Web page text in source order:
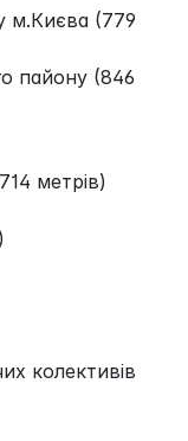
м.Києва (779
пайону (846
метрів)
колективів